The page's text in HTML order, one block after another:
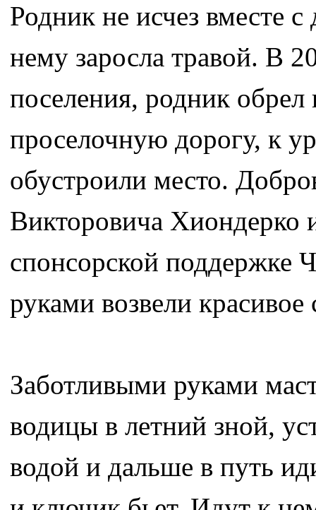
Родник не исчез вместе
нему заросла травой. В
поселения, родник
проселочную дорогу, к
обустроили место.
Викторовича Хиондерко
спонсорской поддержке
руками возвели
Заботливыми руками
водицы в летний зной,
водой и дальше в путь